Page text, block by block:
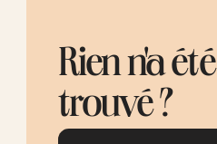
Rien n'a été
trouvé ?